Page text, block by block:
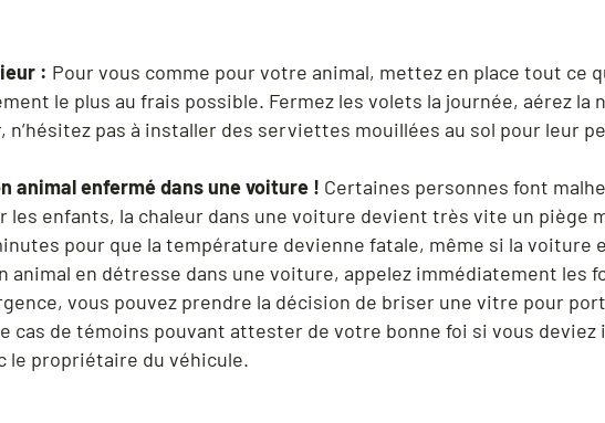
: Pour vous comme pour votre animal, mettez en place tout ce
le plus au frais possible. Fermez les volets la journée, aérez la
pas à installer des serviettes mouillées au sol pour leur
animal enfermé dans une voiture ! Certaines personnes font
les enfants, la chaleur dans une voiture devient très vite un piège
pour que la température devienne fatale, même si la voiture
animal en détresse dans une voiture, appelez immédiatement les
vous pouvez prendre la décision de briser une vitre pour
cas de témoins pouvant attester de votre bonne foi si vous deviez
le propriétaire du véhicule.